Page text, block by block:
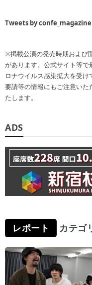
Tweets by confe_magazine
※掲載公演の発売時期および
があります。公式サイト等で
ロナウイルス感染拡大を受
要請等の情報にもご注意い
たします。
ADS
レポート カテゴ